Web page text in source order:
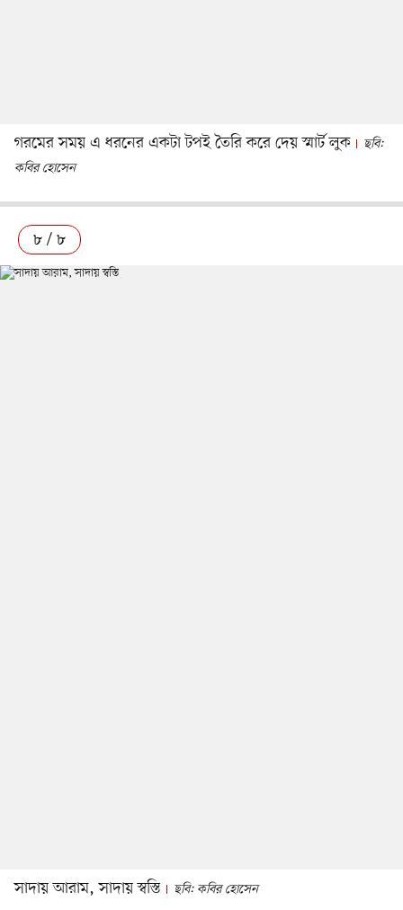
গরমের সময় এ ধরনের একটা টপই তৈরি করে দেয় স্মার্ট লুক
ছবি:
কবির হোসেন
৮ / ৮
সাদায় আরাম, সাদায় স্বস্তি ছবি: কবির হোসেন